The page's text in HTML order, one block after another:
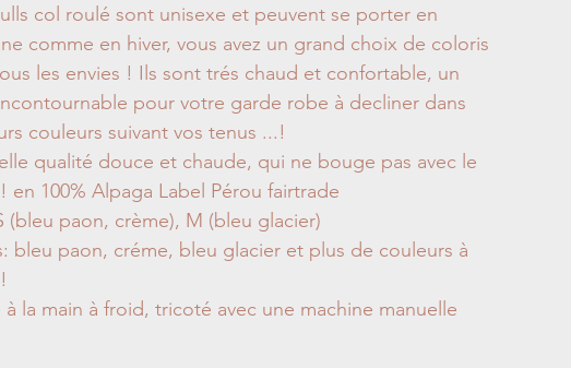
col roulé sont unisexe et peuvent se porter en
comme en hiver, vous avez un grand choix de coloris
les envies ! Ils sont trés chaud et confortable, un
pour votre garde robe à decliner dans
couleurs suivant vos tenus ...!
qualité douce et chaude, qui ne bouge pas avec le
en 100% Alpaga Label Pérou fairtrade
(bleu paon, crème), M (bleu glacier)
bleu paon, créme, bleu glacier et plus de couleurs à
à la main à froid, tricoté avec une machine manuelle